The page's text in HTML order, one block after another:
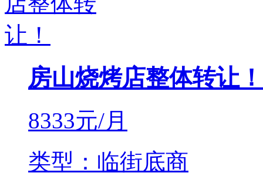
房山烧烤店整体转让！
8333元/月
类型：临街底商